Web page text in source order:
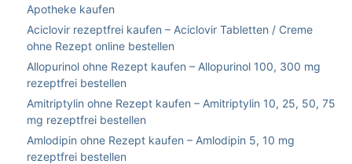
Apotheke kaufen
Aciclovir rezeptfrei kaufen – Aciclovir Tabletten / Creme
ohne Rezept online bestellen
Allopurinol ohne Rezept kaufen – Allopurinol 100, 300 mg
rezeptfrei bestellen
Amitriptylin ohne Rezept kaufen – Amitriptylin 10, 25, 50, 75
mg rezeptfrei bestellen
Amlodipin ohne Rezept kaufen – Amlodipin 5, 10 mg
rezeptfrei bestellen